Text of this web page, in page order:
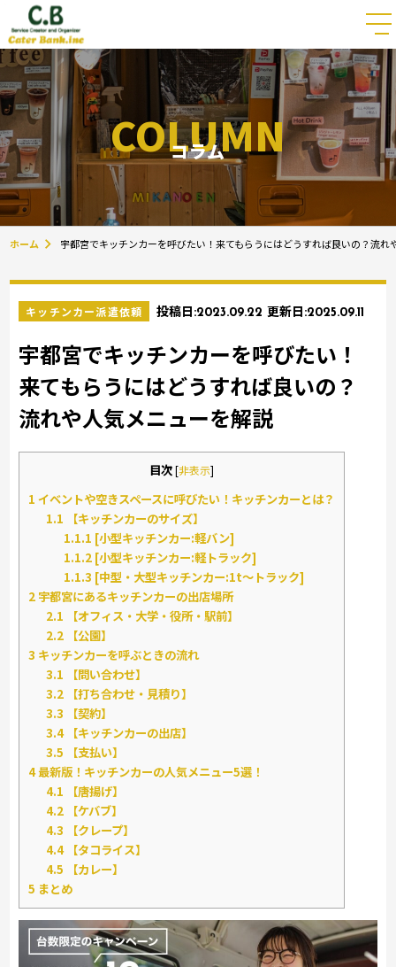
COLUMN
コラム
ホーム 宇都宮でキッチンカーを呼びたい！来てもらうにはどうすれば良いの？流れ
キッチンカー派遣依頼 投稿日:2023.09.22 更新日:2025.09.11
宇都宮でキッチンカーを呼びたい！
来てもらうにはどうすれば良いの？
流れや人気メニューを解説
目次[非表示]
1 イベントや空きスペースに呼びたい！キッチンカーとは？
1.1 【キッチンカーのサイズ】
1.1.1 [小型キッチンカー:軽バン]
1.1.2 [小型キッチンカー:軽トラック]
1.1.3 [中型・大型キッチンカー:1t～トラック]
2 宇都宮にあるキッチンカーの出店場所
2.1 【オフィス・大学・役所・駅前】
2.2 【公園】
3 キッチンカーを呼ぶときの流れ
3.1 【問い合わせ】
3.2 【打ち合わせ・見積り】
3.3 【契約】
3.4【キッチンカーの出店】
3.5 【支払い】
4最新版！キッチンカーの人気メニュー5選！
4.1 【唐揚げ】
4.2 【ケバブ】
4.3 【クレープ】
4.4【タコライス】
4.5 【カレー】
5 まとめ